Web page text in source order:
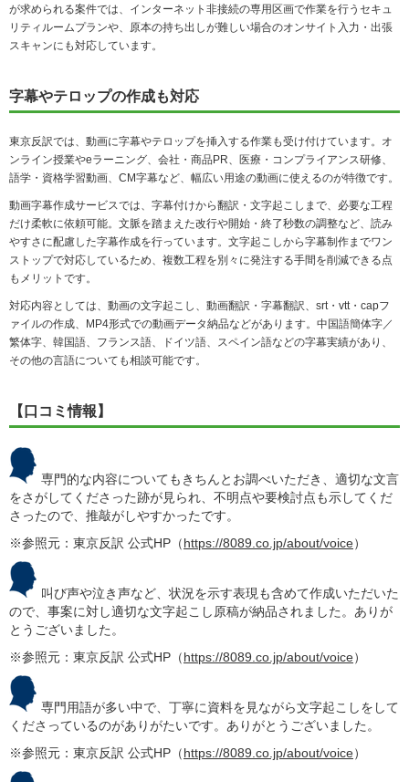
が求められる案件では、インターネット非接続の専用区画で作業を行うセキュ
リティルームプランや、原本の持ち出しが難しい場合のオンサイト入力・出張
スキャンにも対応しています。
字幕やテロップの作成も対応
東京反訳では、動画に字幕やテロップを挿入する作業も受け付けています。オ
ンライン授業やeラーニング、会社・商品PR、医療・コンプライアンス研修、
語学・資格学習動画、CM字幕など、幅広い用途の動画に使えるのが特徴です。
動画字幕作成サービスでは、字幕付けから翻訳・文字起こしまで、必要な工程
だけ柔軟に依頼可能。文脈を踏まえた改行や開始・終了秒数の調整など、読み
やすさに配慮した字幕作成を行っています。文字起こしから字幕制作までワン
ストップで対応しているため、複数工程を別々に発注する手間を削減できる点
もメリットです。
対応内容としては、動画の文字起こし、動画翻訳・字幕翻訳、srt・vtt・capフ
ァイルの作成、MP4形式での動画データ納品などがあります。中国語簡体字／
繁体字、韓国語、フランス語、ドイツ語、スペイン語などの字幕実績があり、
その他の言語についても相談可能です。
【口コミ情報】
専門的な内容についてもきちんとお調べいただき、適切な文言
をさがしてくださった跡が見られ、不明点や要検討点も示してくだ
さったので、推敲がしやすかったです。
※参照元：東京反訳 公式HP（https://8089.co.jp/about/voice）
叫び声や泣き声など、状況を示す表現も含めて作成いただいた
ので、事案に対し適切な文字起こし原稿が納品されました。ありが
とうございました。
※参照元：東京反訳 公式HP（https://8089.co.jp/about/voice）
専門用語が多い中で、丁寧に資料を見ながら文字起こしをして
くださっているのがありがたいです。ありがとうございました。
※参照元：東京反訳 公式HP（https://8089.co.jp/about/voice）